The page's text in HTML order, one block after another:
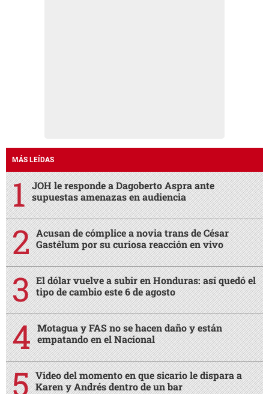
MÁS LEÍDAS
JOH le responde a Dagoberto Aspra ante
supuestas amenazas en audiencia
Acusan de cómplice a novia trans de César
Gastélum por su curiosa reacción en vivo
El dólar vuelve a subir en Honduras: así quedó el
tipo de cambio este 6 de agosto
Motagua y FAS no se hacen daño y están
empatando en el Nacional
Video del momento en que sicario le dispara a
Karen y Andrés dentro de un bar